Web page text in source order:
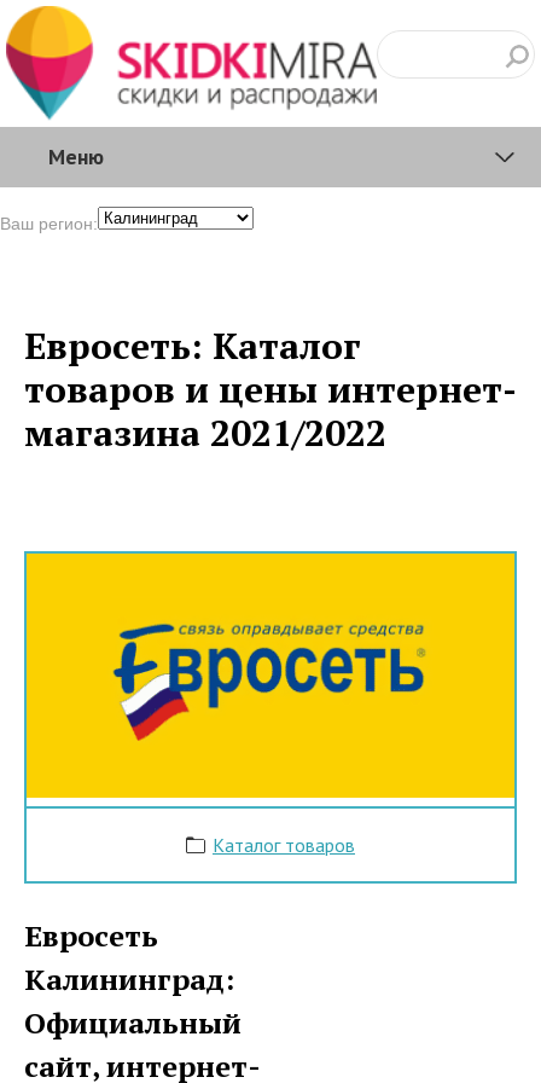
Меню
Ваш регион:
Евросеть: Каталог
товаров и цены интернет-
магазина 2021/2022
Каталог товаров
Евросеть
Калининград:
Официальный
сайт, интернет-